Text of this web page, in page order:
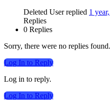
Deleted User replied 1
Replies
0 Replies
Sorry, there were no replies found.
Log In to Reply
Log in to reply.
Log In to Reply